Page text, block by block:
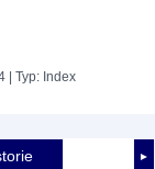
| Typ: Index
►